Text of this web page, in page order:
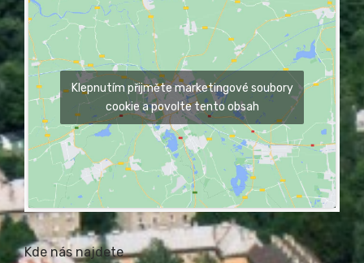
Klepnutím přijměte marketingové soubory
cookie a povolte tento obsah
Kde nás najdete